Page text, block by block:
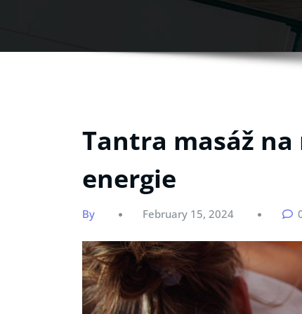
Tantra masáž
energie
By February 15, 2024